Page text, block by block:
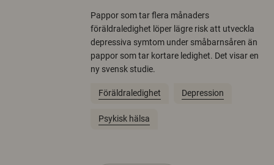
Pappor som tar flera månaders
föräldraledighet löper lägre risk att utveckla
depressiva symtom under småbarnsåren än
pappor som tar kortare ledighet. Det visar en
ny svensk studie.
Föräldraledighet Depression
Psykisk hälsa